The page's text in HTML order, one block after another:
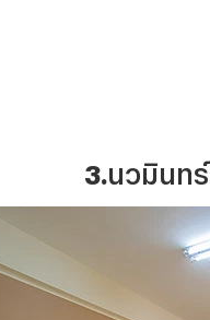
3. นวมินท